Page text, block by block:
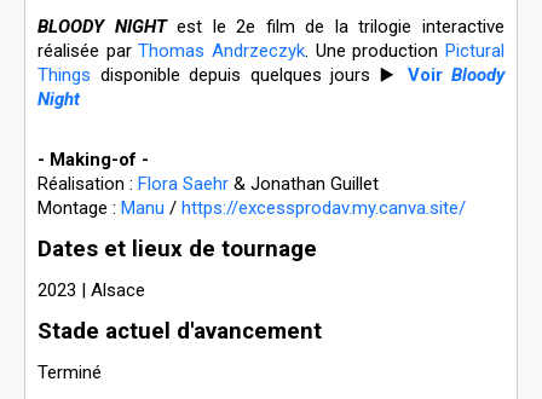
BLOODY NIGHTest le 2e film de la trilogie interactive
réalisée parThomas Andrzeczyk. Une productionPictural
Things disponible depuis quelques jours ▶️ Voir Bloody
Night
- Making-of -
Réalisation : Flora Saehr & Jonathan Guillet
Montage : Manu / https://excessprodav.my.canva.site/
Dates et lieux de tournage
2023 | Alsace
Stade actuel d'avancement
Terminé